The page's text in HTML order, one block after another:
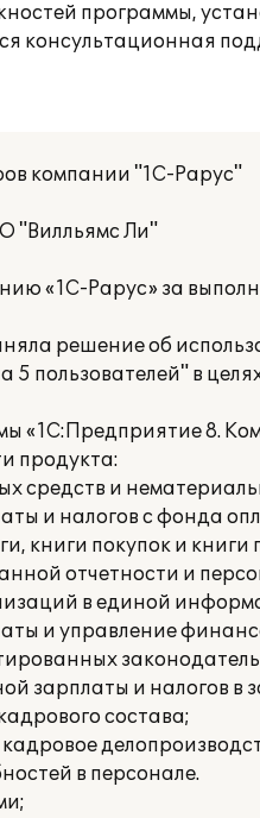
программы,
консультационная
компании "1С-Рарус"
"Вилльямс Ли"
«1С-Рарус» за
решение об
пользователей" в
«1С:Предприятие 8.
продукта:
средств и
и налогов с фонда
книги покупок и
отчетности и
в единой
и управление
зарплаты и налогов в
состава;
в персонале.